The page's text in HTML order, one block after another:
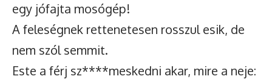
egy jófajta mosógép!
A feleségnek rettenetesen rosszul esik, de
nem szól semmit.
Este a férj sz****meskedni akar, mire a neje: